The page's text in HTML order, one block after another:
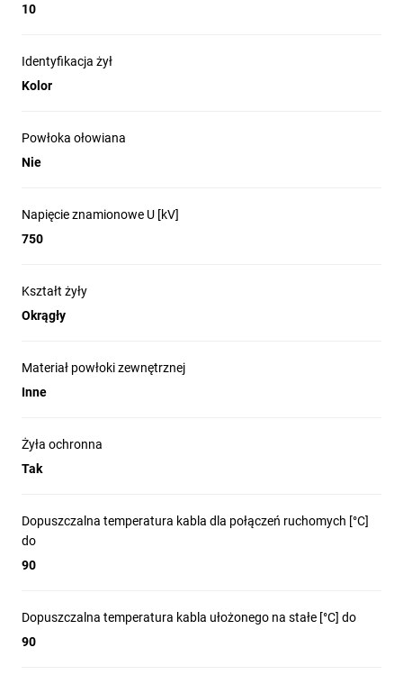
10
Identyfikacja żył
Kolor
Powłoka ołowiana
Nie
Napięcie znamionowe U [kV]
750
Kształt żyły
Okrągły
Materiał powłoki zewnętrznej
Inne
Żyła ochronna
Tak
Dopuszczalna temperatura kabla dla połączeń ruchomych [°C]
do
90
Dopuszczalna temperatura kabla ułożonego na stałe [°C] do
90